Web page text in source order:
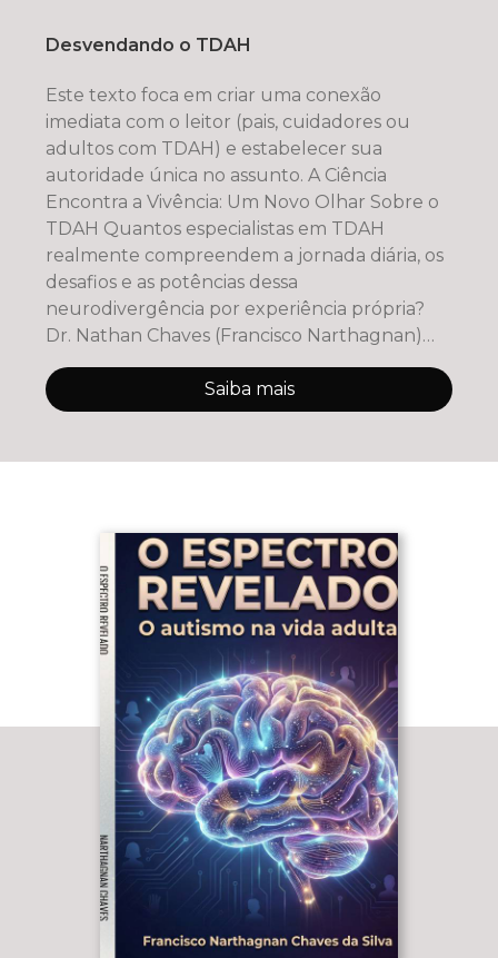
Desvendando o TDAH
Este texto foca em criar uma conexão
imediata com o leitor (pais, cuidadores ou
adultos com TDAH) e estabelecer sua
autoridade única no assunto. A Ciência
Encontra a Vivência: Um Novo Olhar Sobre o
TDAH Quantos especialistas em TDAH
realmente compreendem a jornada diária, os
desafios e as potências dessa
neurodivergência por experiência própria?
Dr. Nathan Chaves (Francisco Narthagnan)
une o me
Saiba mais